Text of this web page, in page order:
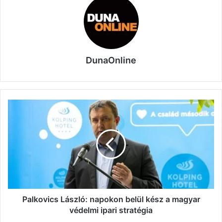
DunaOnline
ipari
stratégiaPalkovics László: napokon belül kész a magyar
védelmi ipari stratégia